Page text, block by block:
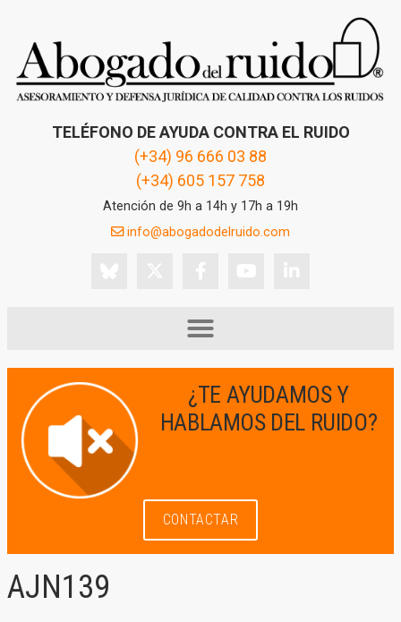
TELÉFONO DE AYUDA CONTRA EL RUIDO
(+34) 96 666 03 88
(+34) 605 157 758
Atención de 9h a 14h y 17h a 19h
info@abogadodelruido.com
¿TE AYUDAMOS Y
HABLAMOS DEL RUIDO?
CONTACTAR
AJN139